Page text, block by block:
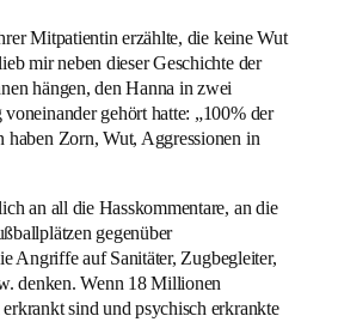
Mitpatientin erzählte, die keine Wut
mir neben dieser Geschichte der
hängen, den Hanna in zwei
gehört hatte: „100% der
haben Zorn, Wut, Aggressionen in
an all die Hasskommentare, an die
gegenüber
Angriffe auf Sanitäter, Zugbegleiter,
denken. Wenn 18 Millionen
sind und psychisch erkrankte